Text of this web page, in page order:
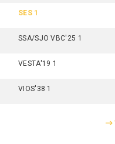
SES 1
SSA/SJO VBC'25 1
VESTA'19 1
VIOS'38 1